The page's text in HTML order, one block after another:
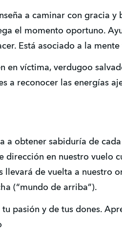
a caminar con gracia y
el momento oportuno.
Está asociado a la
en víctima, verdugoo
a reconocer las energías
a obtener sabiduría de
en nuestro vuelo
de vuelta a nuestro
(“mundo de arriba”).
pasión y de tus dones.